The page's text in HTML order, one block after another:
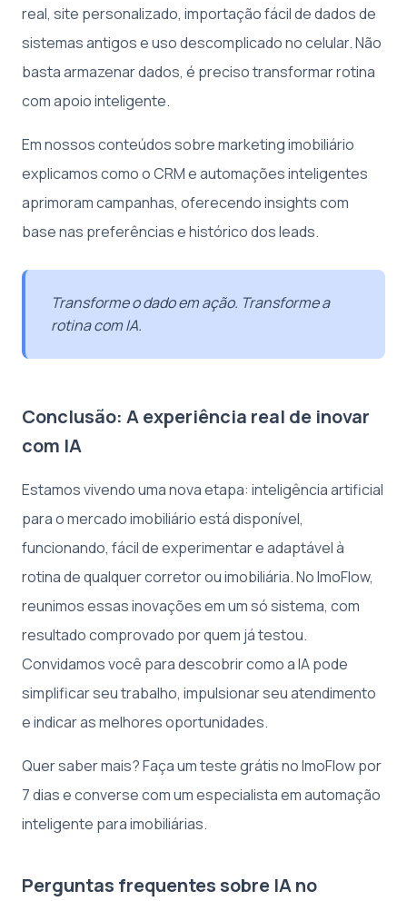
real, site personalizado, importação fácil de dados de
sistemas antigos e uso descomplicado no celular. Não
basta armazenar dados, é preciso transformar rotina
com apoio inteligente.
Em nossos conteúdos sobre marketing imobiliário
explicamos como o CRM e automações inteligentes
aprimoram campanhas, oferecendo insights com
base nas preferências e histórico dos leads.
Transforme o dado em ação. Transforme a
rotina com IA.
Conclusão: A experiência real de inovar
com IA
Estamos vivendo uma nova etapa: inteligência artificial
para o mercado imobiliário está disponível,
funcionando, fácil de experimentar e adaptável à
rotina de qualquer corretor ou imobiliária. No ImoFlow,
reunimos essas inovações em um só sistema, com
resultado comprovado por quem já testou.
Convidamos você para descobrir como a IA pode
simplificar seu trabalho, impulsionar seu atendimento
e indicar as melhores oportunidades.
Quer saber mais? Faça um teste grátis no ImoFlow por
7 dias e converse com um especialista em automação
inteligente para imobiliárias.
Perguntas frequentes sobre IA no